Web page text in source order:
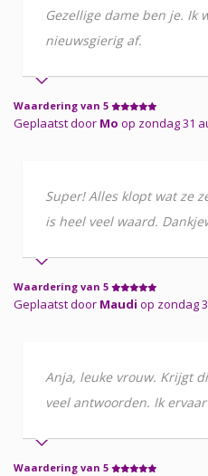
Gezellige dame ben je. Ik
nieuwsgierig af.
Waardering van 5
Geplaatst door Mo op zondag 31
Super! Alles klopt wat ze
is heel veel waard.
Waardering van 5
Geplaatst door Maudi op zondag
Anja, leuke vrouw. Krijgt
veel antwoorden. Ik
Waardering van 5